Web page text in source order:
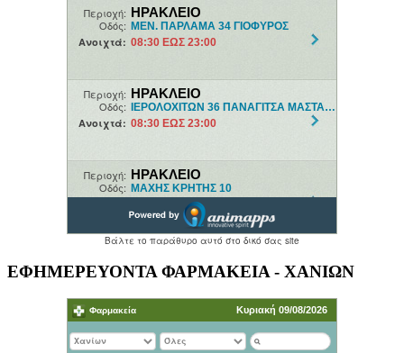
ΕΦΗΜΕΡΕΥΟΝΤΑ ΦΑΡΜΑΚΕΙΑ - ΧΑΝΙΩΝ